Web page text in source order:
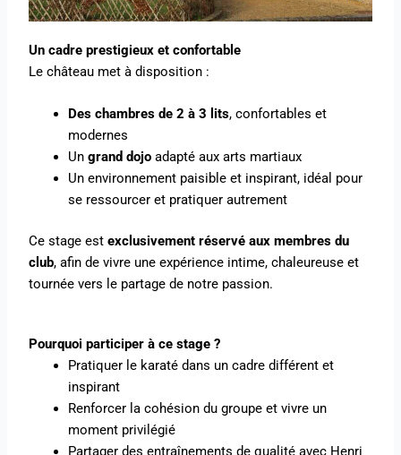
Un cadre prestigieux et confortable
Le château met à disposition :
Des chambres de 2 à 3 lits, confortables et
modernes
Ungrand dojo adapté aux arts martiaux
Un environnement paisible et inspirant, idéal pour
se ressourcer et pratiquer autrement
Ce stage estexclusivement réservé aux membres du
club, afin de vivre une expérience intime, chaleureuse et
tournée vers le partage de notre passion.
Pourquoi participer à ce stage ?
Pratiquer le karaté dans un cadre différent et
inspirant
Renforcer la cohésion du groupe et vivre un
moment privilégié
Partager des entraînements de qualité avec Henri